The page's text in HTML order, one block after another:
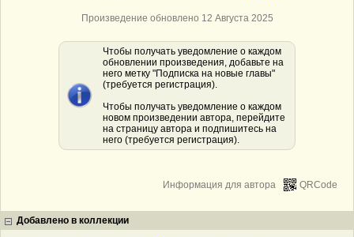
Произведение обновлено 12 Августа 2025
Чтобы получать уведомление о каждом
обновлении произведения, добавьте на
него метку "Подписка на новые главы"
(требуется регистрация).
Чтобы получать уведомление о каждом
новом произведении автора, перейдите
на страницу автора и подпишитесь на
него (требуется регистрация).
QRCode
Информация для автора
Добавлено в коллекции